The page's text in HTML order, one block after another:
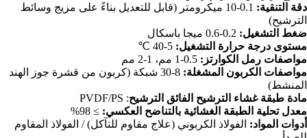
دقة التنقية:
0.1-10 ميكرومتر (قابل للتعديل بناءً على مزيج وسائط
الترشيح)
ضغط التشغيل:
مستوى درجة حرارة التشغيل:
مواصفات رمل الكوارتز:
مواصفات الكربون المشغلة:
8-30 شبكة (كربون من قشرة جوز الهند
المنشط)
مادة طبقة غشاء الترشيح الفائق الترشيح: PVDF/PS
معدل تحلية الطبقة الغشائية بالتناضح العكسي: ≥ 98%
أدوات المواد: الفولاذ الكربوني (علاج مقاوم للتآكل) / الفولاذ المقاوم